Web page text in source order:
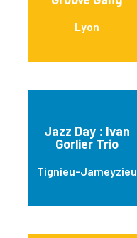
Lyon
Jazz Day : Ivan
Gorlier Trio
Tignieu-Jameyzieu